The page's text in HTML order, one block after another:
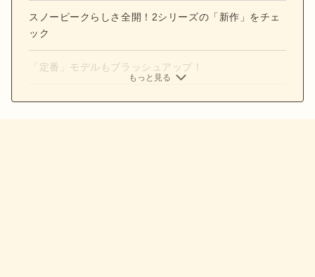
スノーピークらしさ全開！2シリーズの「新作」をチェ
ック
「定番」モデルもブラッシュアップ！
もっと見る